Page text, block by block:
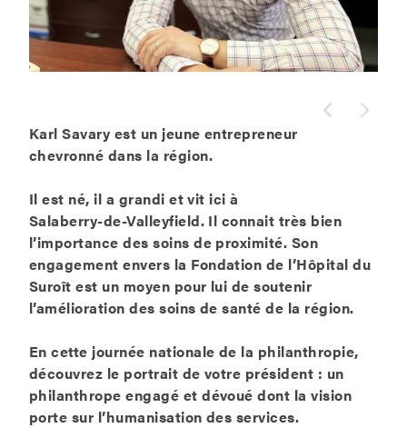
Karl Savary est un jeune entrepreneur
chevronné dans la région.
Il est né, il a grandi et vit ici à
Salaberry-de-Valleyfield. Il connait très bien
l’importance des soins de proximité. Son
engagement envers la Fondation de l’Hôpital du
Suroît est un moyen pour lui de soutenir
l’amélioration des soins de santé de la région.
En cette journée nationale de la philanthropie,
découvrez le portrait de votre président : un
philanthrope engagé et dévoué dont la vision
porte sur l’humanisation des services.